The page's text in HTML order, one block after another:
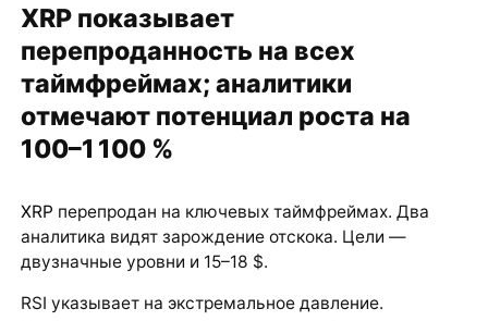
XRP показывает
перепроданность на всех
таймфреймах; аналитики
отмечают потенциал роста на
100–1 100 %
XRP перепродан на ключевых таймфреймах. Два
аналитика видят зарождение отскока. Цели —
двузначные уровни и 15–18 $.
RSI указывает на экстремальное давление.